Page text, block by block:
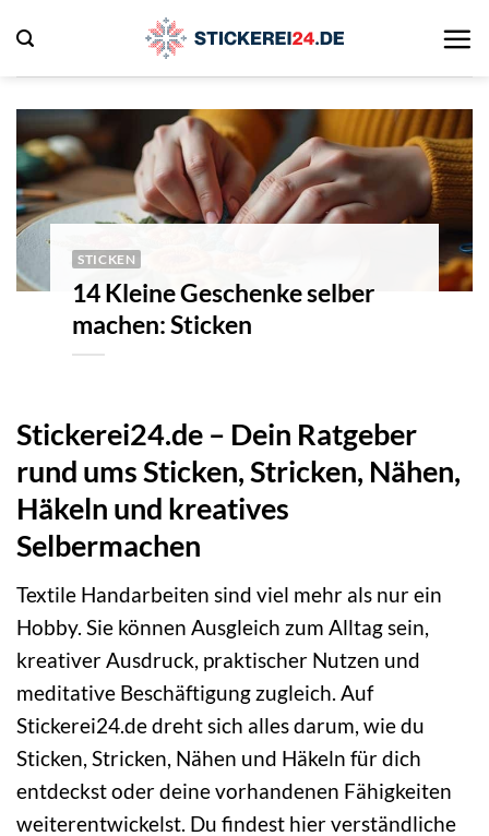
Inhalt
springen
STICKEN
14 Kleine Geschenke selber
machen: Sticken
Stickerei24.de – Dein Ratgeber
rund ums Sticken, Stricken, Nähen,
Häkeln und kreatives
Selbermachen
Textile Handarbeiten sind viel mehr als nur ein
Hobby. Sie können Ausgleich zum Alltag sein,
kreativer Ausdruck, praktischer Nutzen und
meditative Beschäftigung zugleich. Auf
Stickerei24.de dreht sich alles darum, wie du
Sticken, Stricken, Nähen und Häkeln für dich
entdeckst oder deine vorhandenen Fähigkeiten
weiterentwickelst. Du findest hier verständliche